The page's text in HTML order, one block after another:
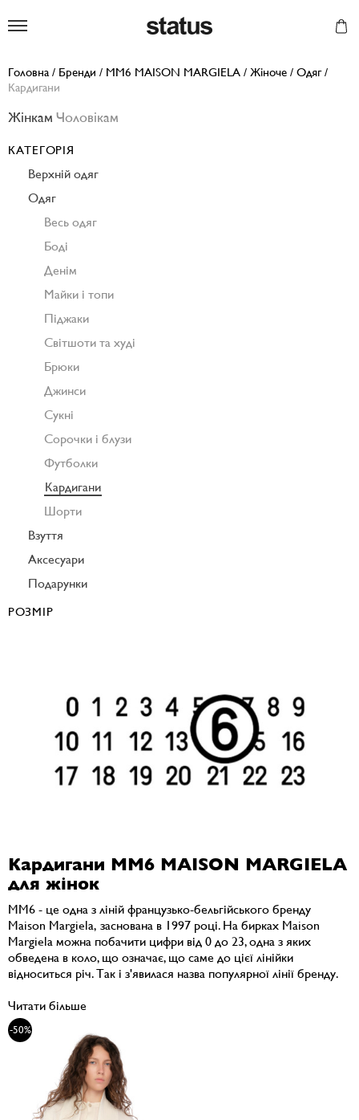
Головна / Бренди / MM6 MAISON MARGIELA / Жіноче / Одяг/
Кардигани
Кардигани MM6 MAISON MARGIELA
для жінок
MM6 - це одна з ліній французько-бельгійського бренду
Maison Margiela, заснована в 1997 році. На бирках Maison
Margiela можна побачити цифри від 0 до 23, одна з яких
обведена в коло, що означає, що саме до цієї лінійки
відноситься річ. Так і з'явилася назва популярної лінії бренду.
Читати більше
-50%
Жінкам Чоловікам
КАТЕГОРІЯ
Верхній одяг
Одяг
Весь одяг
Боді
Денім
Майки і топи
Піджаки
Світшоти та худі
Брюки
Джинси
Сукні
Сорочки і блузи
Футболки
Кардигани
Шорти
Взуття
Аксесуари
Подарунки
РОЗМІР